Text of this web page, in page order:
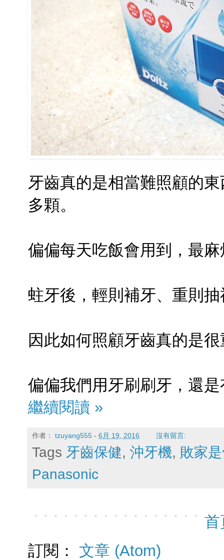
牙齒真的是相當難照顧的
多顆。
偏偏每天吃飯會用到，最
蛀牙後，輕則補牙、重則
因此如何照顧牙齒真的是
偏偏我們用牙刷刷牙，還
繼續閱讀 »
作者： tzuyang555 - 6月 19, 2016 沒有留言:
Tags 牙齒保健, 沖牙機, 敗家
Panasonic
首
訂閱： 文章 (Atom)